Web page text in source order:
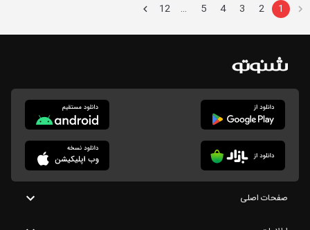
1
2
3
4
5
…
12
صفحات اصلی